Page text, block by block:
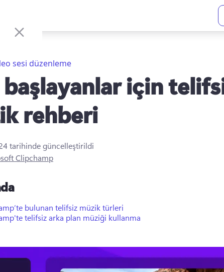
sesi düzenleme
başlayanlar için
rehberi
tarihinde güncelleştirildi
Clipchamp
bulunan telifsiz müzik türleri
telifsiz arka plan müziği kullanma